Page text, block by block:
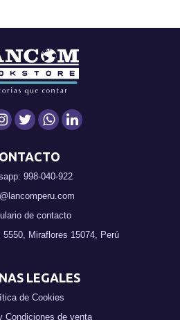
998-040-922
de contacto
Miraflores 15074, Perú
LEGALES
de Cookies
Condiciones de venta